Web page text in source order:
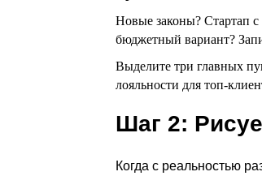
Новые законы? Стартап
бюджетный вариант?
Выделите три главных
лояльности для топ-
Шаг 2:
Когда с реальностью